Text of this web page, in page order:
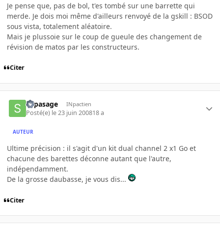
Je pense que, pas de bol, t'es tombé sur une barrette qui
merde. Je dois moi même d'ailleurs renvoyé de la gskill : BSOD
sous vista, totalement aléatoire.
Mais je plussoie sur le coup de gueule des changement de
révision de matos par les constructeurs.
Citer
supasage INpactien
Posté(e) le 23 juin 200818 a
AUTEUR
Ultime précision : il s'agit d'un kit dual channel 2 x1 Go et
chacune des barettes déconne autant que l'autre,
indépendamment.
De la grosse daubasse, je vous dis...
Citer